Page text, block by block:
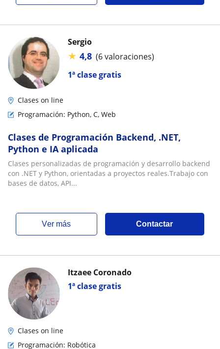
1ª clase gratis
Sergio
★ 4,8 (6 valoraciones)
Clases on line
Programación: Python, C, Web
Clases de Programación Backend, .NET,
Python e IA aplicada
Clases personalizadas de programación y desarrollo backend
con .NET y Python, orientadas a proyectos reales.Trabajo con
bases de datos, API...
ver más Contactar
1ª clase gratis
Itzaee Coronado
Clases on line
Programación: Robótica